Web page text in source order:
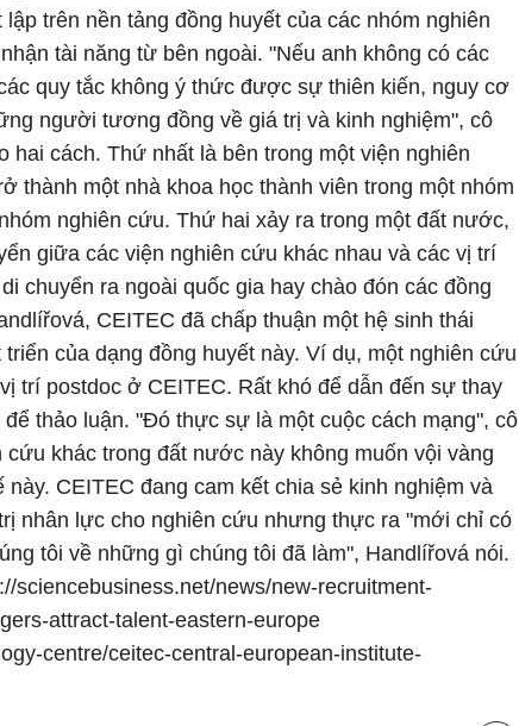
trên nền tảng đồng huyết của các nhóm nghiên
tài năng từ bên ngoài. "Nếu anh không có các
quy tắc không ý thức được sự thiên kiến, nguy cơ
người tương đồng về giá trị và kinh nghiệm", cô
hai cách. Thứ nhất là bên trong một viện nghiên
thành một nhà khoa học thành viên trong một nhóm
nghiên cứu. Thứ hai xảy ra trong một đất nước,
giữa các viện nghiên cứu khác nhau và các vị trí
chuyển ra ngoài quốc gia hay chào đón các đồng
CEITEC đã chấp thuận một hệ sinh thái
của dạng đồng huyết này. Ví dụ, một nghiên cứu
trí postdoc ở CEITEC. Rất khó để dẫn đến sự thay
thảo luận. "Đó thực sự là một cuộc cách mạng", cô
cứu khác trong đất nước này không muốn vội vàng
CEITEC đang cam kết chia sẻ kinh nghiệm và
nhân lực cho nghiên cứu nhưng thực ra "mới chỉ có
tôi về những gì chúng tôi đã làm", Handlířová nói.
sciencebusiness.net/news/new-recruitment-
attract-talent-eastern-europe
centre/ceitec-central-european-institute-